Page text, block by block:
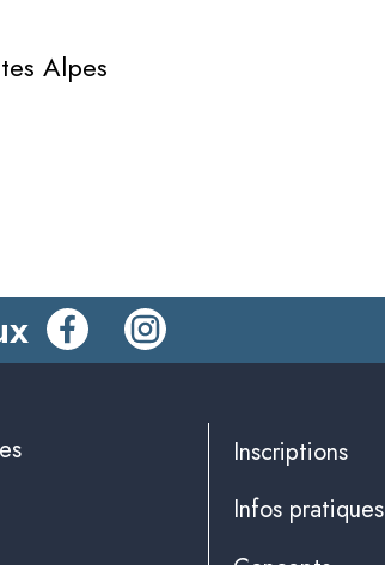
Alpes
Inscriptions
Infos pratiques